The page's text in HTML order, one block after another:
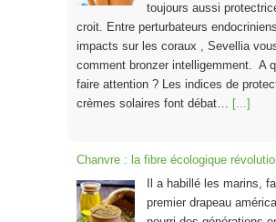
toujours aussi
croit. Entre perturbateurs
impacts sur les coraux , Sevellia
comment bronzer intelligemment. A
faire attention ? Les indices de
crèmes solaires font débat… [...]
Chanvre : la fibre écologique
Il a habillé les marins,
premier drapeau